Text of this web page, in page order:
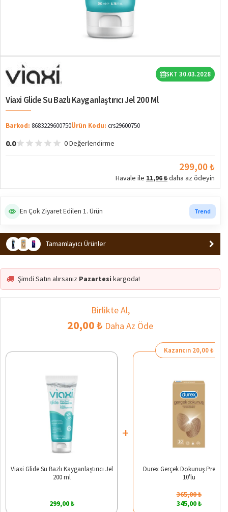
SKT 30.03.2028
Viaxi Glide Su Bazlı Kayganlaştırıcı Jel 200 Ml
Barkod: 8683229600750Ürün Kodu: crs29600750
0.0 0 Değerlendirme
299,00 ₺
Havale ile 11,96 ₺daha az ödeyin
En Çok Ziyaret Edilen 1. Ürün Trend
En Çok Satan 1. Ürün Popüler
Tamamlayıcı Ürünler
Şimdi Satın alırsanız Pazartesi kargoda!
Birlikte Al,
20,00 ₺ Daha Az Öde
Viaxi Glide Su Bazlı Kayganlaştırıcı Jel
200 ml
299,00 ₺
+
Kazancın 20,00 ₺
Durex Gerçek Dokunuş
10'lu
365,00 ₺
345,00 ₺